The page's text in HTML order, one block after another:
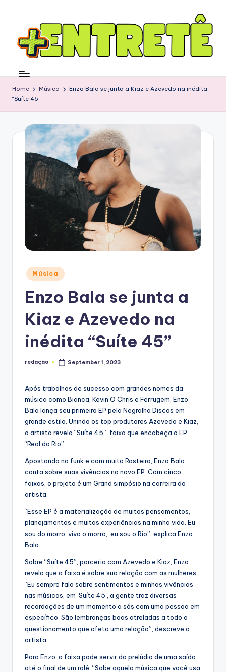
Home Música
Enzo Bala se junta a Kiaz e Azevedo na inédita
“Suíte 45”
Posted
in
Música
Enzo Bala se junta a
Kiaz e Azevedo na
inédita “Suíte 45”
Posted
redação September 1, 2023
Após trabalhos de sucesso com grandes nomes da
música como Bianca, Kevin O Chris e Ferrugem, Enzo
Bala lança seu primeiro EP pela Negralha Discos em
grande estilo. Unindo os top produtores Azevedo e Kiaz,
o artista revela “Suíte 45”, faixa que encabeça o EP
“Real do Rio”.
Apostando no funk e com muito Rasteiro, Enzo Bala
canta sobre suas vivências no novo EP. Com cinco
faixas, o projeto é um Grand simpósio na carreira do
artista.
“Esse EP é a materialização de muitos pensamentos,
planejamentos e muitas experiências na minha vida. Eu
sou do morro, vivo o morro, eu sou o Rio”, explica Enzo
Bala.
Sobre “Suíte 45”, parceria com Azevedo e Kiaz, Enzo
revela que a faixa é sobre sua relação com as mulheres.
“Eu sempre falo sobre sentimentos e minhas vivências
nas músicas, em ‘Suíte 45’, a gente traz diversas
recordações de um momento a sós com uma pessoa em
específico. São lembranças boas atreladas a todo o
questionamento que afeta uma relação”, descreve o
artista.
Para Enzo, a faixa pode servir do prelúdio de uma saída
até o final de um rolê. “Sabe aquela música que você usa